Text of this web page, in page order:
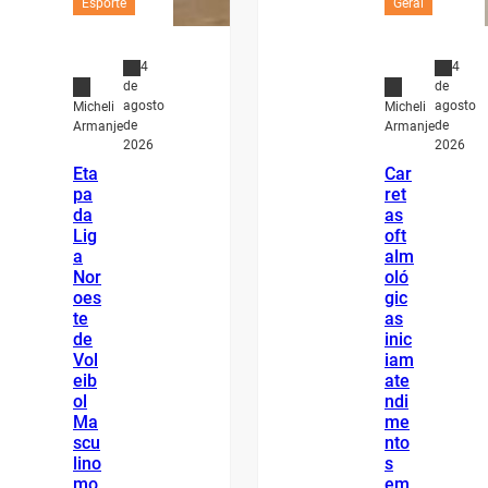
Esporte
Micheli
Armanje
4
de
agosto
de
2026
Eta
pa
da
Lig
a
Nor
oes
te
de
Vol
eib
ol
Ma
scu
lino
Geral
Micheli
Armanje
4
de
agosto
de
2026
Car
ret
as
oft
alm
oló
gic
as
inic
iam
ate
ndi
me
nto
s